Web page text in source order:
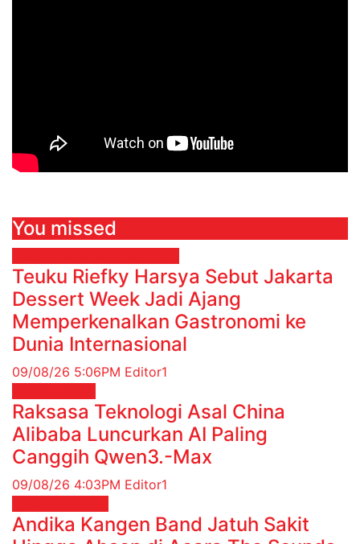
You missed
Teuku Riefky Harsya Sebut Jakarta
Dessert Week Jadi Ajang
Memperkenalkan Gastronomi ke
Dunia Internasional
09/08/26 5:06PM Editor1
Raksasa Teknologi Asal China
Alibaba Luncurkan AI Paling
Canggih Qwen3.-Max
09/08/26 4:03PM Editor1
Andika Kangen Band Jatuh Sakit